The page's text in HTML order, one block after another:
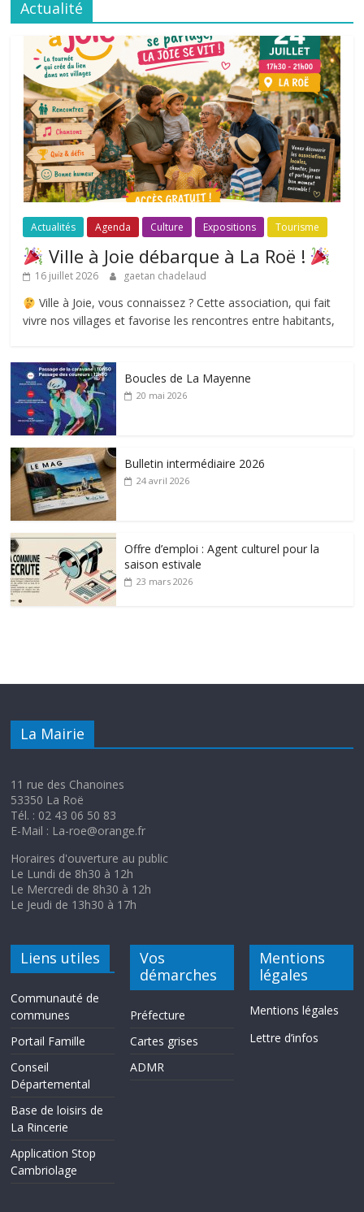
Actualité
Actualités Agenda Culture Expositions Tourisme
Ville à Joie débarque à La Roë !
16 juillet 2026 gaetan chadelaud
Ville à Joie, vous connaissez ? Cette association, qui fait
vivre nos villages et favorise les rencontres entre habitants,
Boucles de La Mayenne
20 mai 2026
Bulletin intermédiaire 2026
24 avril 2026
Offre d’emploi : Agent culturel pour la
saison estivale
23 mars 2026
La Mairie
11 rue des Chanoines
53350 La Roë
Tél. : 02 43 06 50 83
E-Mail : La-roe@orange.fr
Horaires d'ouverture au public
Le Lundi de 8h30 à 12h
Le Mercredi de 8h30 à 12h
Le Jeudi de 13h30 à 17h
Liens utiles
Communauté de
communes
Portail Famille
Conseil
Départemental
Base de loisirs de
La Rincerie
Application Stop
Cambriolage
Vos
démarches
Préfecture
Cartes grises
ADMR
Mentions
légales
Mentions légales
Lettre d’infos